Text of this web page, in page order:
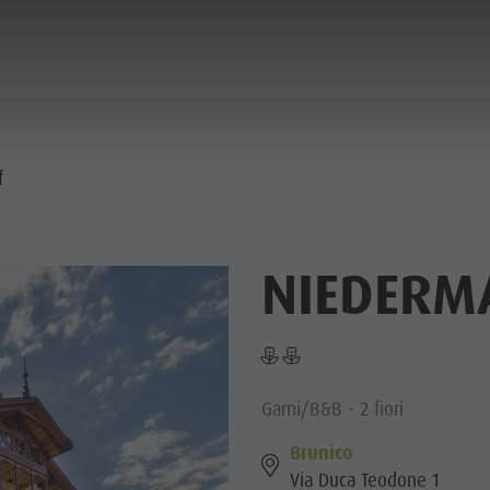
Garni/B&B - 2 fiori
Brunico
Via Duca Teodone 1